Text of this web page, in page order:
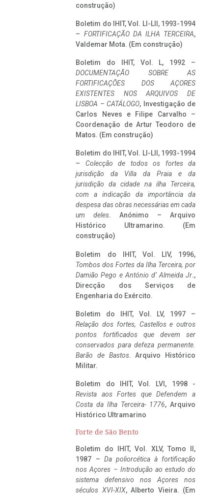
construção)
Boletim do IHIT, Vol. LI-LII, 1993-1994
– FORTIFICAÇÃO DA ILHA TERCEIRA,
Valdemar Mota. (Em construção)
Boletim do IHIT, Vol. L, 1992 –
DOCUMENTAÇÃO SOBRE AS
FORTIFICAÇÕES DOS AÇORES
EXISTENTES NOS ARQUIVOS DE
LISBOA – CATÁLOGO, Investigação de
Carlos Neves e Filipe Carvalho –
Coordenação de Artur Teodoro de
Matos. (Em construção)
Boletim do IHIT, Vol. LI-LII, 1993-1994
– Colecção de todos os fortes da
jurisdição da Villa da Praia e da
jurisdição da cidade na ilha Terceira,
com a indicação da importância da
despesa das obras necessárias em cada
um deles. Anónimo – Arquivo
Histórico Ultramarino. (Em
construção)
Boletim do IHIT, Vol. LIV, 1996,
Tombos dos Fortes da Ilha Terceira, por
Damião Pego e António d’ Almeida Jr.,
Direcção dos Serviços de
Engenharia do Exército.
Boletim do IHIT, Vol. LV, 1997 –
Relação dos fortes, Castellos e outros
pontos fortificados que devem ser
conservados para defeza permanente.
Barão de Bastos. Arquivo Histórico
Militar.
Boletim do IHIT, Vol. LVI, 1998 -
Revista aos Fortes que Defendem a
Costa da Ilha Terceira- 1776, Arquivo
Histórico Ultramarino
Forte de São Bento
Boletim do IHIT, Vol. XLV, Tomo II,
1987 – Da poliorcética à fortificação
nos Açores – Introdução ao estudo do
sistema defensivo nos Açores nos
séculos XVI-XIX, Alberto Vieira. (Em